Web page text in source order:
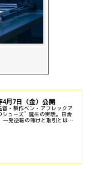
4月7日（金）公開
・製作ベン・アフレックア
シューズ”誕生の実話。田舎
一発逆転の賭けと取引とは